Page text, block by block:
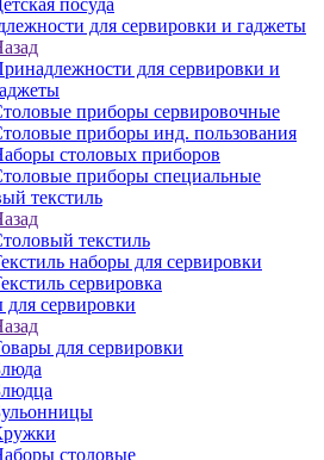
для сервировки и гаджеты
для сервировки и
приборы сервировочные
приборы инд. пользования
столовых приборов
приборы специальные
текстиль
текстиль
наборы для сервировки
сервировка
для сервировки
для сервировки
столовые